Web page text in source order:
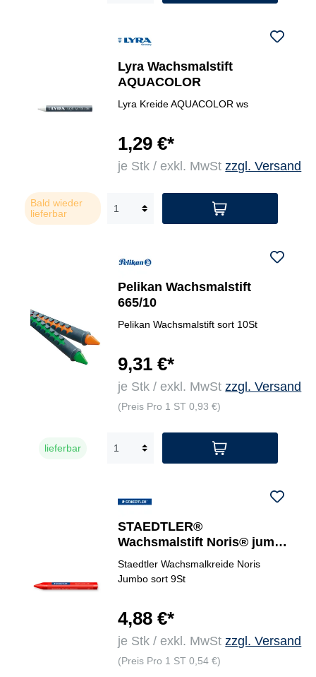
Lyra Wachsmalstift
AQUACOLOR
Lyra Kreide AQUACOLOR ws
1,29 €*
je Stk / exkl. MwStzzgl. Versand
Bald wieder
lieferbar
Pelikan Wachsmalstift
665/10
Pelikan Wachsmalstift sort 10St
9,31 €*
je Stk / exkl. MwStzzgl. Versand
(Preis Pro 1 ST 0,93 €)
lieferbar
STAEDTLER®
Wachsmalstift Noris® jumbo
228
Staedtler Wachsmalkreide Noris
Jumbo sort 9St
4,88 €*
je Stk / exkl. MwStzzgl. Versand
(Preis Pro 1 ST 0,54 €)